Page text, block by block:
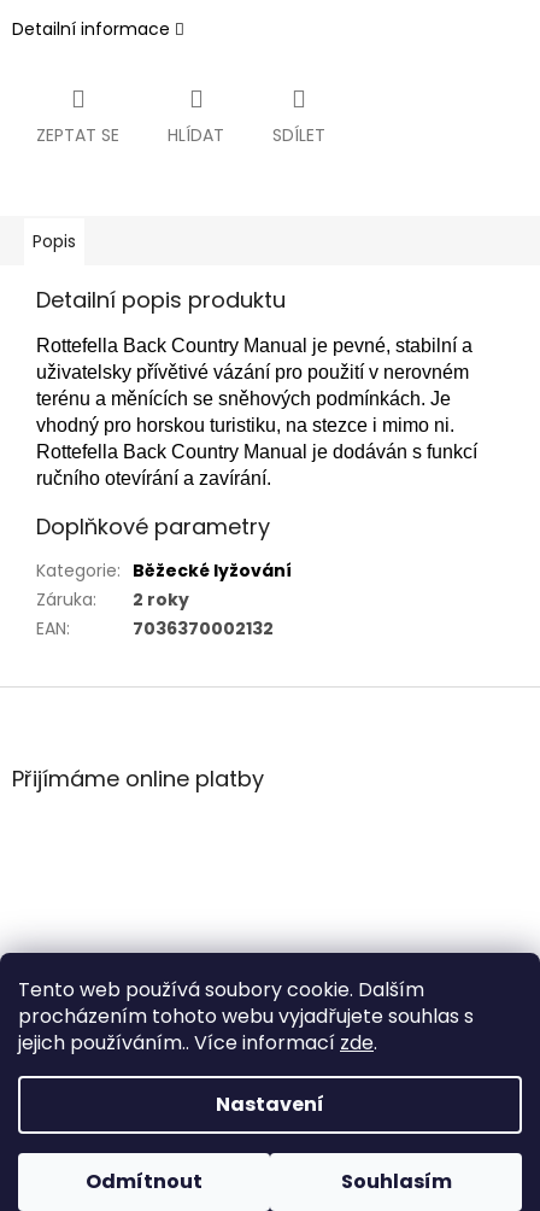
Tento web používá soubory cookie. Dalším
procházením tohoto webu vyjadřujete souhlas s
jejich používáním.. Více informací zde.
Nastavení
Odmítnout Souhlasím
Detailní informace
ZEPTAT SE HLÍDAT SDÍLET
Popis
Detailní popis produktu
Rottefella Back Country Manual je pevné, stabilní a
uživatelsky přívětivé vázání pro použití v nerovném
terénu a měnících se sněhových podmínkách. Je
vhodný pro horskou turistiku, na stezce i mimo ni.
Rottefella Back Country Manual je dodáván s funkcí
ručního otevírání a zavírání.
Doplňkové parametry
Kategorie: Běžecké lyžování
Záruka:
2 roky
EAN: 7036370002132
Z
aPřijímáme online platby
Vytvořil Shoptet
Copyright 2026WintersportHK. Všechna práva